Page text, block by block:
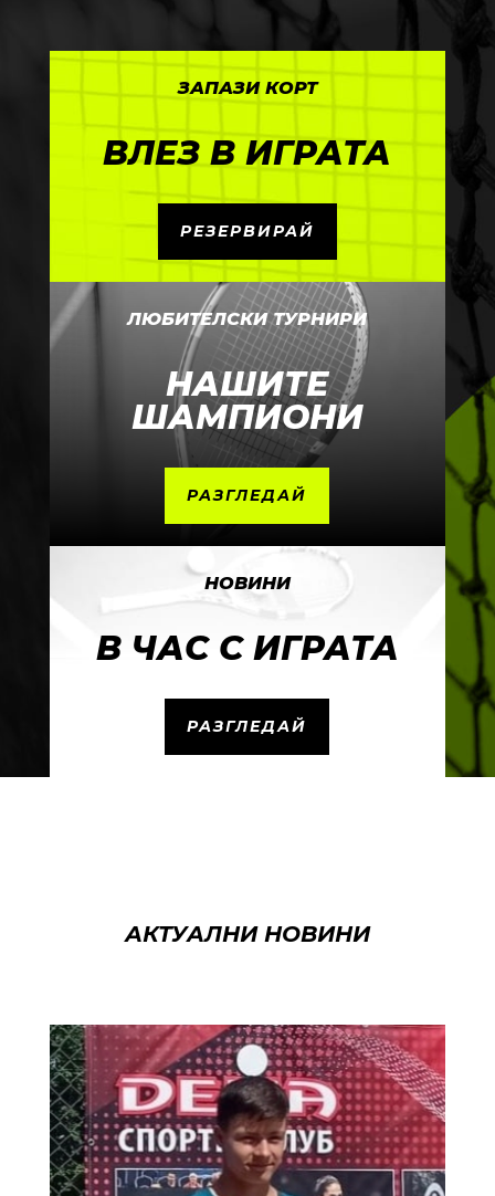
ЗАПАЗИ КОРТ
ВЛЕЗ В ИГРАТА
РЕЗЕРВИРАЙ
ЛЮБИТЕЛСКИ ТУРНИРИ
НАШИТЕ
ШАМПИОНИ
РАЗГЛЕДАЙ
НОВИНИ
В ЧАС С ИГРАТА
РАЗГЛЕДАЙ
АКТУАЛНИ НОВИНИ